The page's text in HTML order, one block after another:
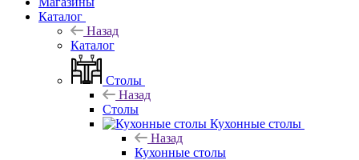
Каталог
Назад
Каталог
Столы
Назад
Столы
Кухонные столы
Назад
Кухонные столы